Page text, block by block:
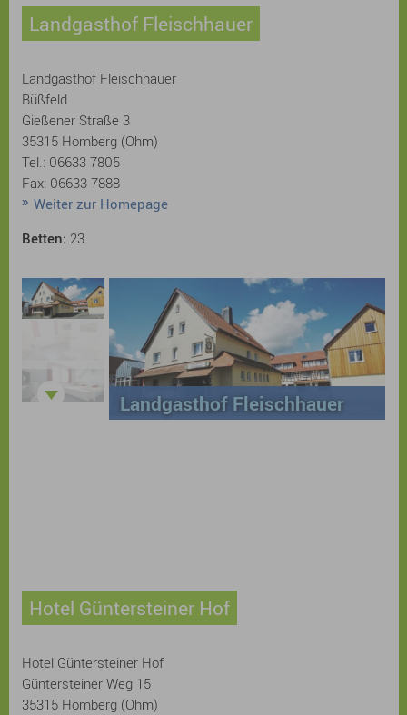
Landgasthof Fleischhauer
Landgasthof Fleischhauer
Büßfeld
Gießener Straße 3
35315 Homberg (Ohm)
Tel.: 06633 7805
Fax: 06633 7888
Weiter zur Homepage
Betten: 23
Landgasthof Fleischhauer
Hotel Güntersteiner Hof
Hotel Güntersteiner Hof
Güntersteiner Weg 15
35315 Homberg (Ohm)